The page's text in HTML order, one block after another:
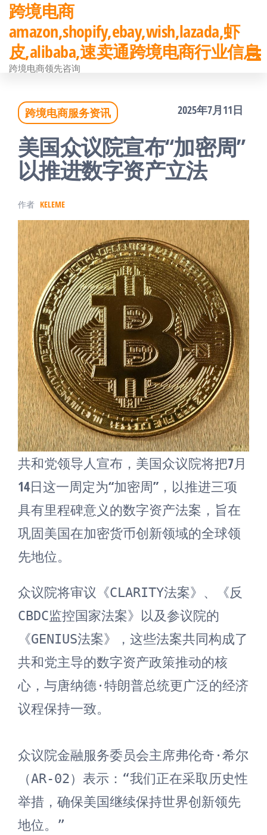
前
往
内
跨境电商
amazon,shopify,ebay,wish,lazada,虾
皮,alibaba,速卖通跨境电商行业信息
跨境电商领先咨询
跨境电商服务资讯 2025年7月11日
美国众议院宣布“加密周”
以推进数字资产立法
作者 KELEME
共和党领导人宣布，美国众议院将把7月
14日这一周定为“加密周”，以推进三项
具有里程碑意义的数字资产法案，旨在
巩固美国在加密货币创新领域的全球领
先地位。
众议院将审议《CLARITY法案》、《反
CBDC监控国家法案》以及参议院的
《GENIUS法案》，这些法案共同构成了
共和党主导的数字资产政策推动的核
心，与唐纳德·特朗普总统更广泛的经济
议程保持一致。
众议院金融服务委员会主席弗伦奇·希尔
（AR-02）表示：“我们正在采取历史性
举措，确保美国继续保持世界创新领先
地位。”